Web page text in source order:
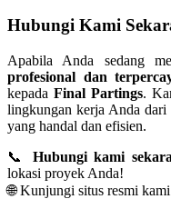
Hubungi Kami
Apabila Anda sedang
profesional dan
kepada Final Partings.
lingkungan kerja Anda dari
yang handal dan efisien.
📞 Hubungi kami
lokasi proyek Anda!
🌐 Kunjungi situs resmi